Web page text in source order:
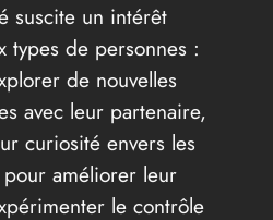
suscite un intérêt
types de personnes :
de nouvelles
avec leur partenaire,
curiosité envers les
améliorer leur
le contrôle